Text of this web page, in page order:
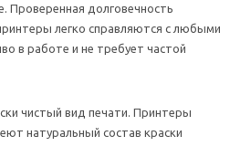
Проверенная долговечность
легко справляются с любыми
в работе и не требует частой
чистый вид печати. Принтеры
натуральный состав краски